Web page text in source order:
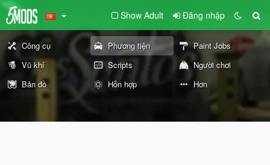
Show Adult Đăng nhập
Công cụ Phương tiện
Paint Jobs
Vũ khí
Scripts
Người chơi
Bản đồ
Hỗn hợp Hơn